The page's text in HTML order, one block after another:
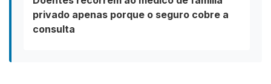
privado apenas porque o seguro cobre a
consulta